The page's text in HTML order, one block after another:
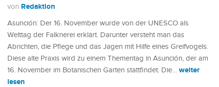
von Redaktion
Asunción: Der 16. November wurde von der UNESCO als
Welttag der Falknerei erklärt. Darunter versteht man das
Abrichten, die Pflege und das Jagen mit Hilfe eines Greifvogels.
Diese alte Praxis wird zu einem Thementag in Asunción, der am
16. November im Botanischen Garten stattfindet. Die… weiter
lesen